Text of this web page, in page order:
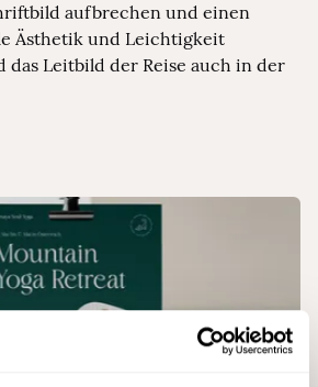
aufbrechen und einen
Ästhetik und Leichtigkeit
das Leitbild der Reise auch in der